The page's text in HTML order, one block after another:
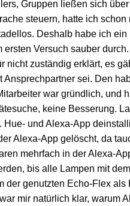
Gruppen ließen sich
steuern, hatte ich
Deshalb habe ich
Versuch sauber
nicht zuständig erklärt, es
sei. Den
war gründlich, und
keine Besserung.
und Alexa-App
Alexa-App gelöscht, da
mehrfach in der Alexa-
bis alle Lampen mit
der genutzten Echo-Flex
mir natürlich klar, warum